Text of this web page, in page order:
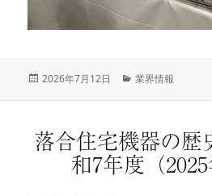
投
2026年7月12日
カ
ー
業界情報
落合住宅機器の歴
和7年度（2025